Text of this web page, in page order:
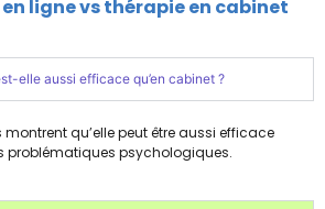
en ligne vs thérapie en cabinet
elle aussi efficace qu’en cabinet ?
montrent qu’elle peut être aussi efficace
problématiques psychologiques.